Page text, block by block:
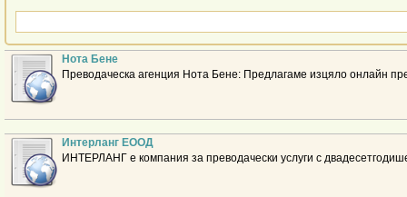
Нота Бене
Преводаческа агенция Нота Бене: Предлагаме изцяло онлайн
Интерланг ЕООД
ИНТЕРЛАНГ е компания за преводачески услуги с